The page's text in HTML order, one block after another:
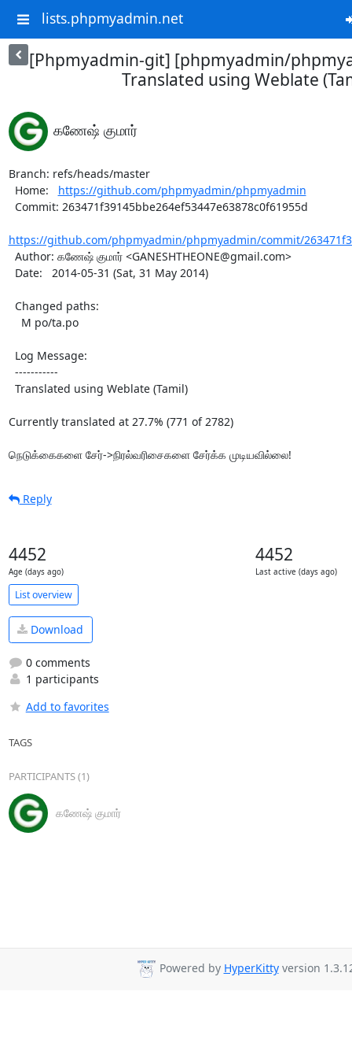
lists.phpmyadmin.net
[Phpmyadmin-git] [phpmyadmin/
Translated using Weblate
கணேஷ் குமார்
Branch: refs/heads/master
  Home:
https://github.com/phpmyadmin/phpmyadmin
https://github.com/phpmyadmin/phpmyadmin/commit/
Currently translated at 27.7% (771 of 2782)
நெடுக்கைகளை சேர்->நிரல்வரிசைகளை சேர்க்க முடியவில்லை!
Reply
4452
Age (days ago)
4452
Last active (days ago)
List overview
Download
0 comments
1 participants
Add to favorites
TAGS
PARTICIPANTS (1)
கணேஷ் குமார்
Powered by HyperKittyversion